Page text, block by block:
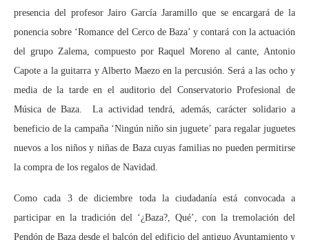
presencia del profesor Jairo García Jaramillo que se encargará de la
ponencia sobre ‘Romance del Cerco de Baza’ y contará con la actuación
del grupo Zalema, compuesto por Raquel Moreno al cante, Antonio
Capote a la guitarra y Alberto Maezo en la percusión. Será a las ocho y
media de la tarde en el auditorio del Conservatorio Profesional de
Música de Baza. La actividad tendrá, además, carácter solidario a
beneficio de la campaña ‘Ningún niño sin juguete’ para regalar juguetes
nuevos a los niños y niñas de Baza cuyas familias no pueden permitirse
la compra de los regalos de Navidad.
Como cada 3 de diciembre toda la ciudadanía está convocada a
participar en la tradición del ‘¿Baza?, Qué’, con la tremolación del
Pendón de Baza desde el balcón del edificio del antiguo Ayuntamiento y